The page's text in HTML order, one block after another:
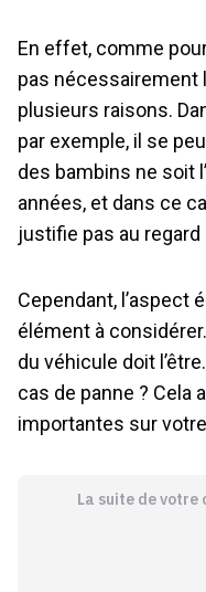
En effet, comme pour
pas nécessairement
plusieurs raisons.
par exemple, il se
des bambins ne soit
années, et dans ce
justifie pas au regard
Cependant, l’aspect
élément à
du véhicule doit
cas de panne ? Cela
importantes sur
La suite de votre